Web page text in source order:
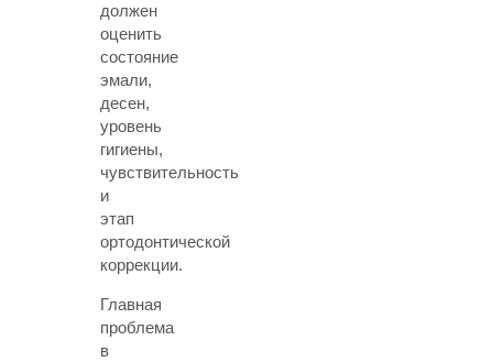
должен
оценить
состояние
эмали,
десен,
уровень
гигиены,
чувствительность
и
этап
ортодонтической
коррекции.
Главная
проблема
в